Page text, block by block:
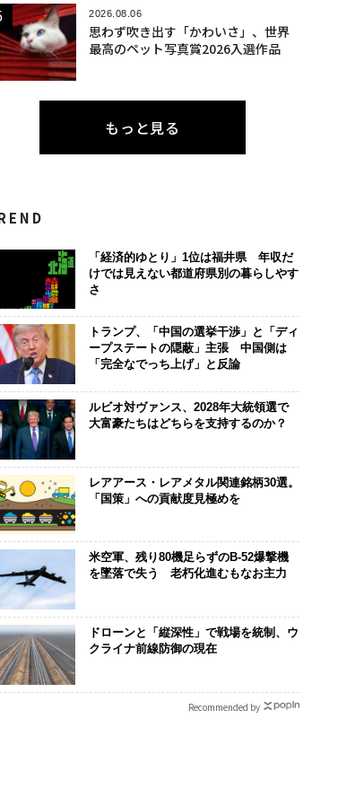
2026.08.06
思わず吹き出す「かわいさ」、世界
最高のペット写真賞2026入選作品
もっと見る
「経済的ゆとり」1位は福井県 年収だ
けでは見えない都道府県別の暮らしやす
さ
トランプ、「中国の選挙干渉」と「ディ
ープステートの隠蔽」主張 中国側は
「完全なでっち上げ」と反論
ルビオ対ヴァンス、2028年大統領選で
大富豪たちはどちらを支持するのか？
レアアース・レアメタル関連銘柄30選。
「国策」への貢献度見極めを
米空軍、残り80機足らずのB-52爆撃機
を墜落で失う 老朽化進むもなお主力
ドローンと「縦深性」で戦場を統制、ウ
クライナ前線防御の現在
Recommended by